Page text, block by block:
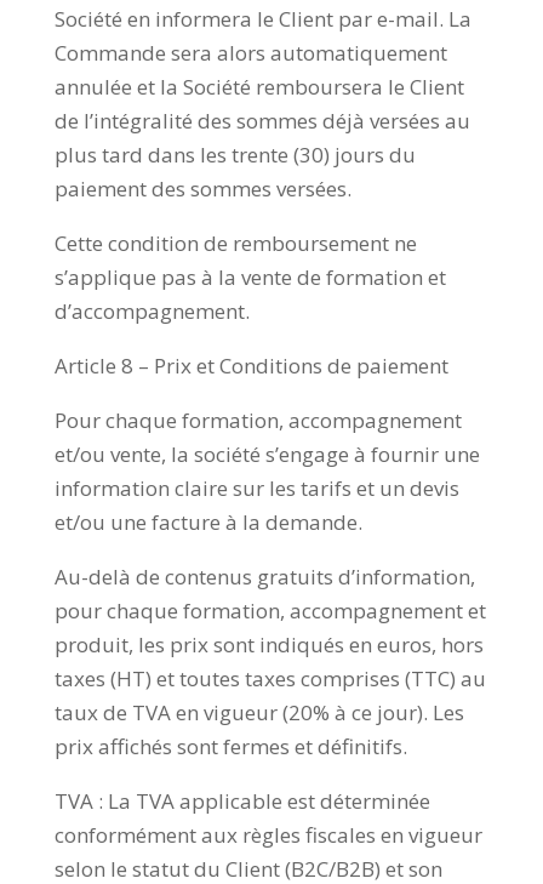
Société en informera le Client par e-mail. La
Commande sera alors automatiquement
annulée et la Société remboursera le Client
de l’intégralité des sommes déjà versées au
plus tard dans les trente (30) jours du
paiement des sommes versées.
Cette condition de remboursement ne
s’applique pas à la vente de formation et
d’accompagnement.
Article 8 – Prix et Conditions de paiement
Pour chaque formation, accompagnement
et/ou vente, la société s’engage à fournir une
information claire sur les tarifs et un devis
et/ou une facture à la demande.
Au-delà de contenus gratuits d’information,
pour chaque formation, accompagnement et
produit, les prix sont indiqués en euros, hors
taxes (HT) et toutes taxes comprises (TTC) au
taux de TVA en vigueur (20% à ce jour). Les
prix affichés sont fermes et définitifs.
TVA : La TVA applicable est déterminée
conformément aux règles fiscales en vigueur
selon le statut du Client (B2C/B2B) et son